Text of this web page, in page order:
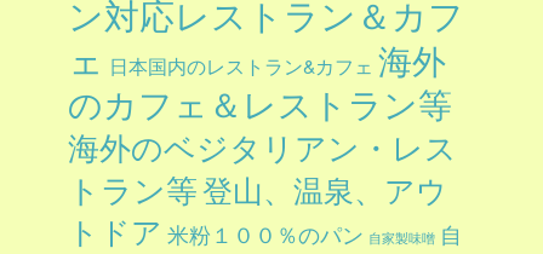
ン対応レストラン＆カフ
ェ 日本国内のレストラン&カフェ 海外
のカフェ＆レストラン等
海外のベジタリアン・レス
トラン等登山、温泉、アウ
トドア 米粉１００％のパン 自家製味噌 自